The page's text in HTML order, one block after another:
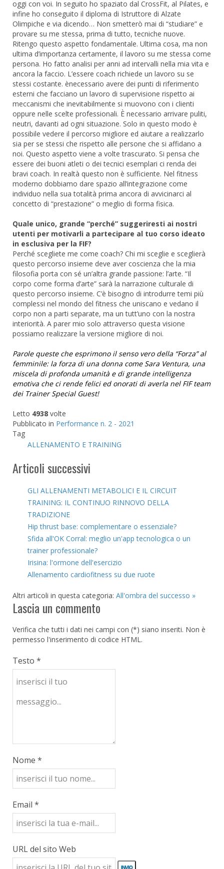
oggi con voi. In seguito ho spaziato dal CrossFit, al Pilates, e
infine ho conseguito il diploma di Istruttore di Alzate
Olimpiche e via dicendo… Non smetterò mai di “studiare” e
provare su me stessa, prima di tutto, tecniche nuove.
Ritengo questo aspetto fondamentale. Ultima cosa, ma non
ultima d’importanza certamente, il lavoro su me stessa come
persona. Ho fatto analisi per anni ad intervalli nella mia vita e
ancora la faccio. L’essere coach richiede un lavoro su se
stessi costante. ènecessario avere dei punti di riferimento
esterni che facciano un lavoro di supervisione rispetto ai
meccanismi che inevitabilmente si muovono con i clienti
oppure nelle scelte professionali. È necessario arrivare puliti,
neutri, davanti ad ogni situazione. Solo in questo modo è
possibile vedere il percorso migliore ed aiutare a realizzarlo
sia per se stessi che rispetto alle persone che si affidano a
noi. Questo aspetto viene a volte trascurato. Si pensa che
essere dei buoni atleti o dei tecnici esemplari ci renda dei
bravi coach. In realtà questo non è sufficiente. Nel fitness
moderno dobbiamo dare spazio all’integrazione come
individuo nella sua totalità prima ancora di avvicinarci al
concetto di “prestazione” o meglio di forma fisica.
Quale unico, grande “perché” suggeriresti ai nostri
utenti per motivarli a partecipare al tuo corso ideato
in esclusiva per la FIF?
Perché scegliete me come coach? Chi mi sceglie e sceglierà
questo percorso insieme deve aver coscienza che la mia
filosofia porta con sé un’altra grande passione: l’arte. “Il
corpo come forma d’arte” sarà la narrazione culturale di
questo percorso insieme. C’è bisogno di introdurre temi più
complessi nel mondo del fitness che uniscano e vedano il
corpo non a parti separate, ma un tutt’uno con la nostra
interiorità. A parer mio solo attraverso questa visione
possiamo realizzare la versione migliore di noi.
Parole queste che esprimono il senso vero della “Forza” al
femminile: la forza di una donna come Sara Ventura, una
miscela di profonda umanità e di grande intelligenza
emotiva che ci rende felici ed onorati di averla nel FIF team
dei Trainer Special Guest!
Letto 4938 volte
Pubblicato in Performance n. 2 - 2021
Tag
ALLENAMENTO E TRAINING
Articoli successivi
GLI ALLENAMENTI METABOLICI E IL CIRCUIT
TRAINING: IL CONTINUO RINNOVO DELLA
TRADIZIONE
Hip thrust base: complementare o essenziale?
Sfida all'OK Corral: meglio un'app tecnologica o un
trainer professionale?
Irisina: l'ormone dell'esercizio
Allenamento cardiofitness su due ruote
Altri articoli in questa categoria: All'ombra del successo »
Lascia un commento
Verifica che tutti i dati nei campi con (*) siano inseriti. Non è
permesso l'inserimento di codice HTML.
Testo *
Nome *
Email *
URL del sito Web